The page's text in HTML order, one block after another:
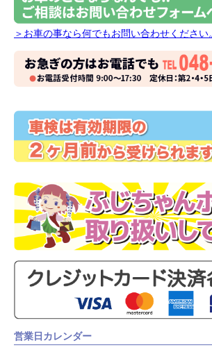
＞お車の事なら何でもお問い合わせください。
営業日カレンダー